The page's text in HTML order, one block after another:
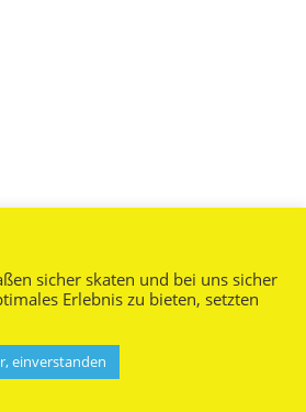
sicher skaten und bei uns sicher
Erlebnis zu bieten, setzten
einverstanden